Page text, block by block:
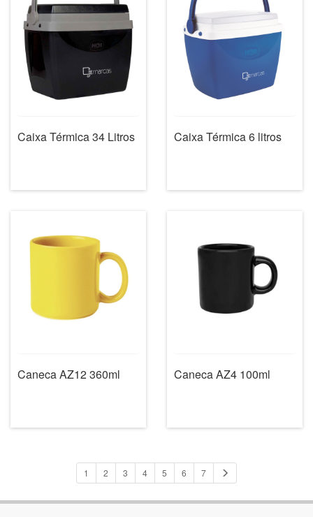
Caixa Térmica 34 Litros Caixa Térmica 6 litros
Caneca AZ12 360ml Caneca AZ4 100ml
1 2 3 4 5 6 7